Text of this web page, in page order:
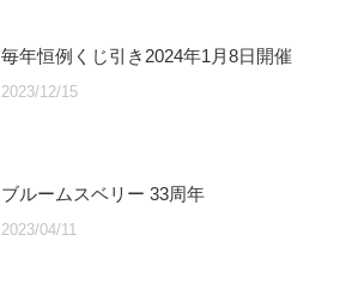
毎年恒例くじ引き2024年1月8日開催
2023/12/15
ブルームスベリー 33周年
2023/04/11